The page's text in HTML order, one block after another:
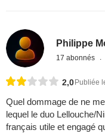
Philippe
17 abonnés
2,0 Publiée
Quel dommage de ne
lequel le duo Lellouche/
français utile et engagé